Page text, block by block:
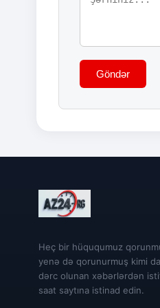
Göndər
Heç bir hüququmuz
yenə də qorunurmuş kimi
dərc olunan xəbərlərdən
saat saytına istinad edin.